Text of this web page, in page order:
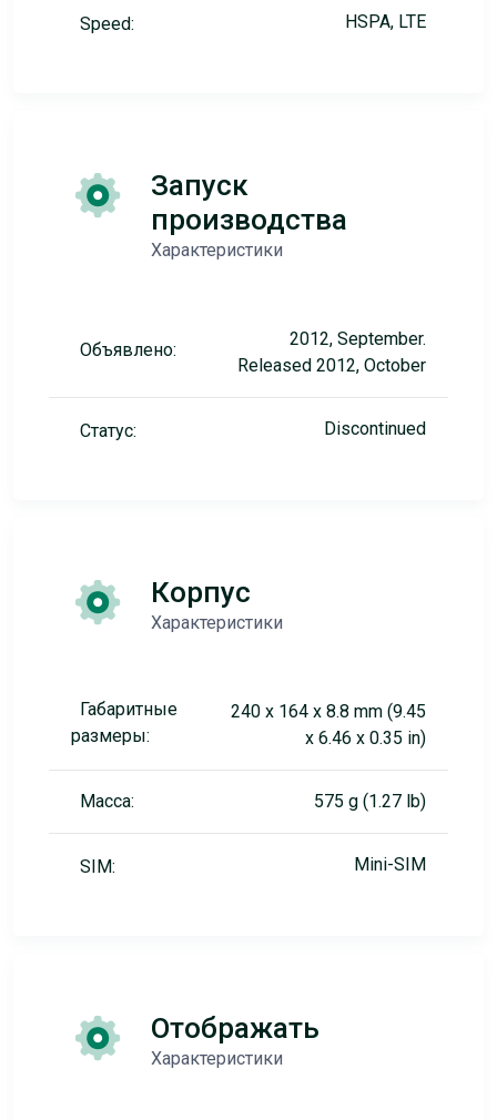
Speed: HSPA, LTE
Запуск
производства
Характеристики
Объявлено:
2012, September.
Released 2012, October
Статус: Discontinued
Корпус
Характеристики
Габаритные
размеры:
240 x 164 x 8.8 mm (9.45
x 6.46 x 0.35 in)
Масса: 575 g (1.27 lb)
SIM: Mini-SIM
Отображать
Характеристики